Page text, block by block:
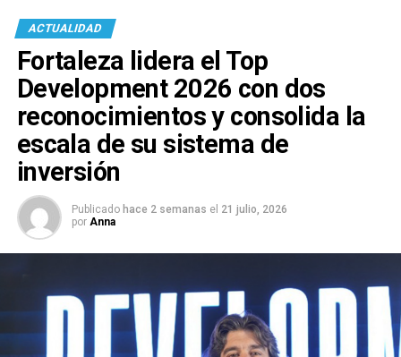
ACTUALIDAD
Fortaleza lidera el Top
Development 2026 con dos
reconocimientos y consolida la
escala de su sistema de
inversión
Publicado hace 2 semanas el 21 julio, 2026
por Anna